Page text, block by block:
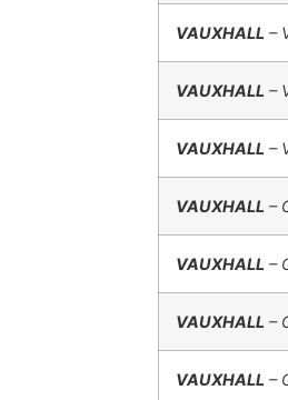
VAUXHALL –
VAUXHALL –
VAUXHALL –
VAUXHALL –
VAUXHALL –
VAUXHALL –
VAUXHALL –